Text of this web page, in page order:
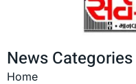
News Categories
Home